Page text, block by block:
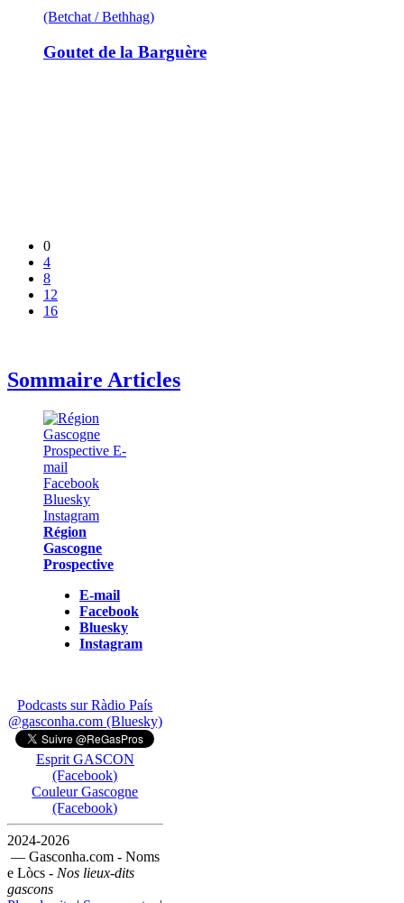
(Betchat / Bethhag)
Goutet de la Barguère
0
4
8
12
16
Sommaire Articles
Région
Gascogne
Prospective
E-mail
Facebook
Bluesky
Instagram
Podcasts sur Ràdio País
@gasconha.com (Bluesky)
Esprit GASCON
(Facebook)
Couleur Gascogne
(Facebook)
2024-2026
— Gasconha.com - Noms
e Lòcs - Nos lieux-dits
gascons